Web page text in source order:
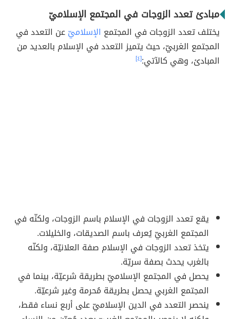
مبادئ تعدد الزوجات في المجتمع الإسلاميّ
يختلف تعدد الزوجات في المجتمع الإسلاميّعن التعدد في
المجتمع الغربيّ، حيث يتميز التعدد في الإسلام بالعديد من
المبادئ، وهي كالآتي:[٤]
يقع تعدد الزوجات في الإسلام باسم الزوجات، ولكنّه في
المجتمع الغربيّ يُعرف باسم الصديقات، والخليلات.
يتخذ تعدد الزوجات في الإسلام صفة العلانيّة، ولكنّه
بالغرب يحدث بصفة سريّة.
يحصل في المجتمع الإسلاميّ بطريقة شرعيّة، بينما في
المجتمع الغربي يحصل بطريقة مُحرمة وغير شرعيّة.
ينحصر التعدد في الدين الإسلاميّ على أربع نساء فقط،